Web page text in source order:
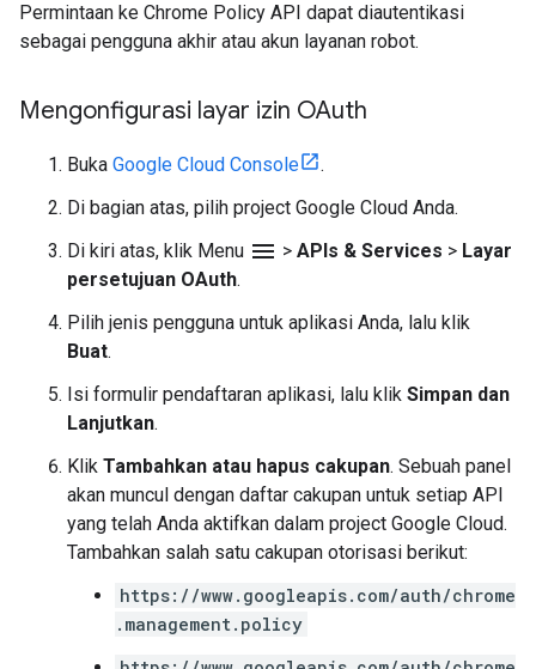
Permintaan ke Chrome Policy API dapat diautentikasi
sebagai pengguna akhir atau akun layanan robot.
Mengonfigurasi layar izin OAuth
Buka Google Cloud Console
.
Di bagian atas, pilih project Google Cloud Anda.
Di kiri atas, klik Menu menu > APIs & Services > Layar
persetujuan OAuth.
Pilih jenis pengguna untuk aplikasi Anda, lalu klik
Buat.
Isi formulir pendaftaran aplikasi, lalu klik Simpan dan
Lanjutkan.
Klik Tambahkan atau hapus cakupan. Sebuah panel
akan muncul dengan daftar cakupan untuk setiap API
yang telah Anda aktifkan dalam project Google Cloud.
Tambahkan salah satu cakupan otorisasi berikut:
https://www.googleapis.com/auth/chrome
.management.policy